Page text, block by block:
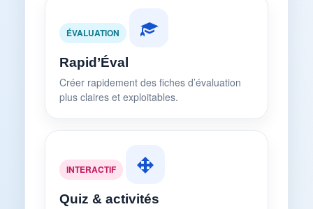
ÉVALUATION
Rapid’Éval
Créer rapidement des fiches d’évaluation
plus claires et exploitables.
INTERACTIF
Quiz & activités